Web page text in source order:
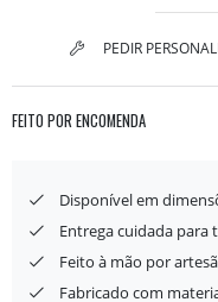
PEDIR
FEITO POR ENCOMENDA
Disponível em
Entrega cuidada para
Feito à mão por
Fabricado com